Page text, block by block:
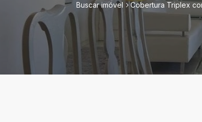
Buscar imóvel Cobertura Triplex